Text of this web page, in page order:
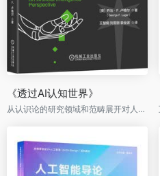
《透过AI认知世界》
从认识论的研究领域和范畴展开对人工智能的探索